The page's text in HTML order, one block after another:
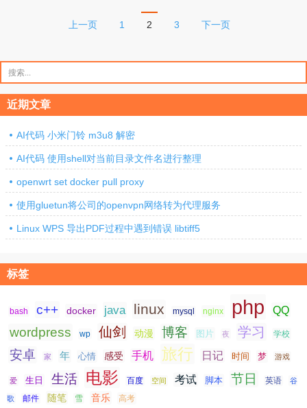
分
页
上一页 1 2 3 下一页
索：
近期文章
AI代码 小米门铃 m3u8 解密
AI代码 使用shell对当前目录文件名进行整理
openwrt set docker pull proxy
使用gluetun将公司的openvpn网络转为代理服务
Linux WPS 导出PDF过程中遇到错误 libtiff5
标签
bash c++ docker java linux mysql nginx php QQ
wordpress wp 仙剑 动漫 博客 图片 夜 学习 学校
安卓 家 年 心情 感受 手机 旅行 日记 时间 梦 游戏
爱 生日 生活 电影 百度 空间 考试 脚本 节日 英语 谷
歌 邮件 随笔 雪 音乐 高考